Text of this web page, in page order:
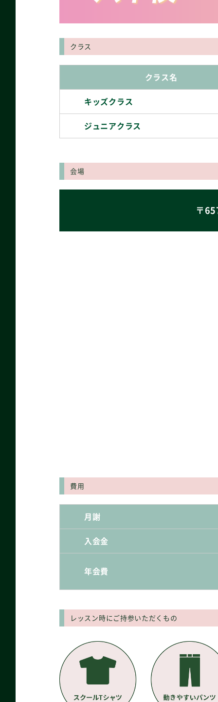
クラス
クラス名
キッズクラス
ジュニアクラス
会場
〒
費用
月謝
入会金
年会費
レッスン時にご持参いただくもの